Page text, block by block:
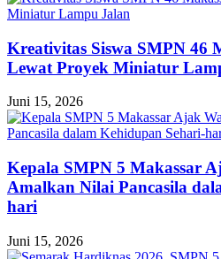
Kreativitas Siswa SMPN 46
Lewat Proyek Miniatur
Juni 15, 2026
Kepala SMPN 5 Makassar
Amalkan Nilai Pancasila
hari
Juni 15, 2026